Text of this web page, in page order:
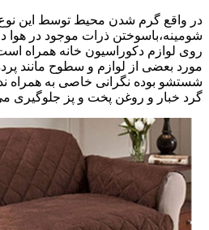
در واقع گرم شدن محیط توسط این
شومینه،باسوختن ذرات موجود در هوا در
روی لوازم دکوراسیون خانه همراه
مورد بعضی از لوازم و سطوح مانند
شستشو بوده نگرانی خاصی به همراه
گرد خبار و روغن پخت و پز جلوگیری